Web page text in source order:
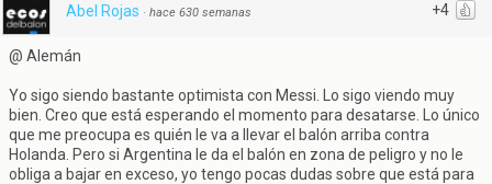
+4
Abel Rojas · hace 630 semanas
@ Alemán
Yo sigo siendo bastante optimista con Messi. Lo sigo viendo muy
bien. Creo que está esperando el momento para desatarse. Lo único
que me preocupa es quién le va a llevar el balón arriba contra
Holanda. Pero si Argentina le da el balón en zona de peligro y no le
obliga a bajar en exceso, yo tengo pocas dudas sobre que está para